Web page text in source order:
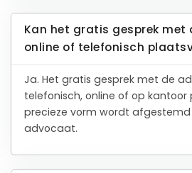
Kan het gratis gesprek
online of telefonisch
Ja. Het gratis gesprek met de
telefonisch, online of op kantoor
precieze vorm wordt afgestemd
advocaat.